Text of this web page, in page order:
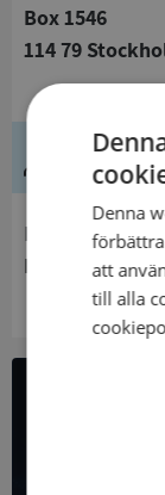
Box 1546
114 79
Innehavare
Norra
All
Få all denna
Denna
att
till alla